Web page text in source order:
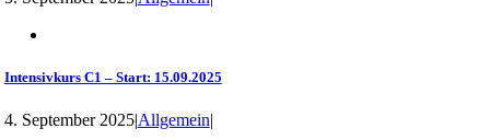
Intensivkurs C1 – Start: 15.09.2025
4. September 2025|Allgemein|